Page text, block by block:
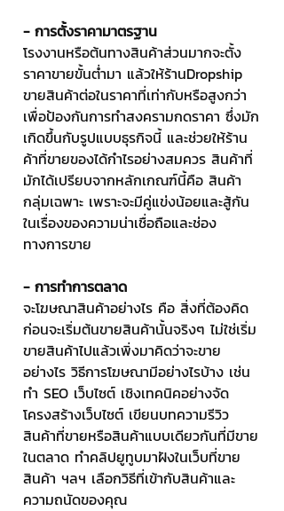
- การตั้งราคามาตรฐาน
โรงงานหรือต้นทางสินค้าส่วนมากจะตั้ง
ราคาขายขั้นต่ำมา แล้วให้ร้านDropship
ขายสินค้าต่อในราคาที่เท่ากับหรือสูงกว่า
เพื่อป้องกันการทำสงครามกดราคา ซึ่งมัก
เกิดขึ้นกับรูปแบบธุรกิจนี้ และช่วยให้ร้าน
ค้าที่ขายของได้กำไรอย่างสมควร สินค้าที่
มักได้เปรียบจากหลักเกณฑ์นี้คือ สินค้า
กลุ่มเฉพาะ เพราะจะมีคู่แข่งน้อยและสู้กัน
ในเรื่องของความน่าเชื่อถือและช่อง
ทางการขาย
- การทำการตลาด
จะโฆษณาสินค้าอย่างไร คือ สิ่งที่ต้องคิด
ก่อนจะเริ่มต้นขายสินค้านั้นจริงๆ ไม่ใช่เริ่ม
ขายสินค้าไปแล้วเพิ่งมาคิดว่าจะขาย
อย่างไร วิธีการโฆษณามีอย่างไรบ้าง เช่น
ทำ SEO เว็บไซต์ เชิงเทคนิคอย่างจัด
โครงสร้างเว็บไซต์ เขียนบทความรีวิว
สินค้าที่ขายหรือสินค้าแบบเดียวกันที่มีขาย
ในตลาด ทำคลิปยูทูบมาฝังในเว็บที่ขาย
สินค้า ฯลฯ เลือกวิธีที่เข้ากับสินค้าและ
ความถนัดของคุณ